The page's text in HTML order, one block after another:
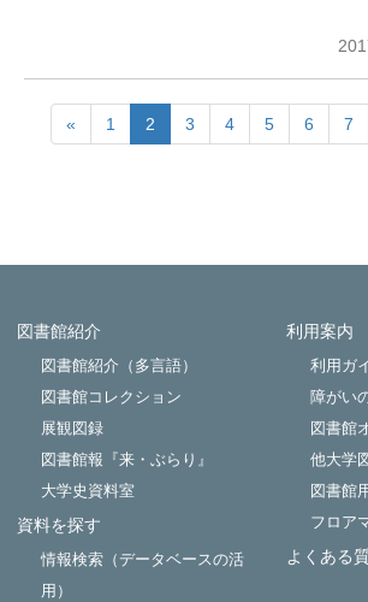
« 1 2 3 4 5 6 7
図書館紹介
図書館紹介（多言語）
図書館コレクション
展観図録
図書館報『来・ぶらり』
大学史資料室
資料を探す
情報検索（データベースの活
用）
利用案内
利用ガ
障がい
図書館
他大学
図書館
フロア
よくある
Powered by NetCommons